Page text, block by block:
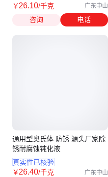
￥26.10/千克 广东中山
咨询 电话
通用型奥氏体 防锈 源头厂家除
锈耐腐蚀钝化液
真实性已核验
￥26.40/千克 广东中山